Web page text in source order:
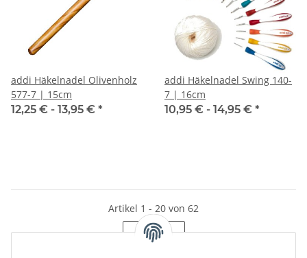
addi Häkelnadel Olivenholz
577-7 | 15cm
12,25 € - 13,95 € *
addi Häkelnadel Swing 140-
7 | 16cm
10,95 € - 14,95 € *
Artikel 1 - 20 von 62
Seite1